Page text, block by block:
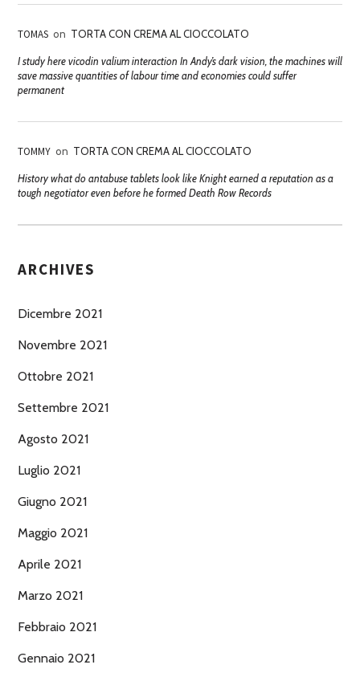
TOMAS on TORTA CON CREMA AL CIOCCOLATO
I study here vicodin valium interaction In Andy’s dark vision, the machines will
save massive quantities of labour time and economies could suffer
permanent
TOMMY on TORTA CON CREMA AL CIOCCOLATO
History what do antabuse tablets look like Knight earned a reputation as a
tough negotiator even before he formed Death Row Records
ARCHIVES
Dicembre 2021
Novembre 2021
Ottobre 2021
Settembre 2021
Agosto 2021
Luglio 2021
Giugno 2021
Maggio 2021
Aprile 2021
Marzo 2021
Febbraio 2021
Gennaio 2021